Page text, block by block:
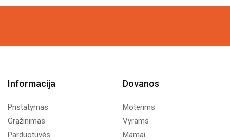
was: is:
was: is:
Informacija
Pristatymas
Grąžinimas
Parduotuvės
Dovanos
Moterims
Vyrams
Mamai